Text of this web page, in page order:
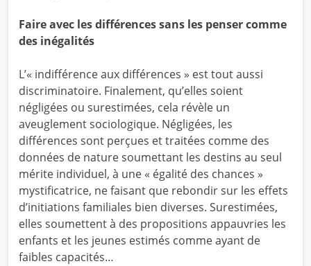
Faire avec les différences sans les penser comme
des inégalités
L’« indifférence aux différences » est tout aussi
discriminatoire. Finalement, qu’elles soient
négligées ou surestimées, cela révèle un
aveuglement sociologique. Négligées, les
différences sont perçues et traitées comme des
données de nature soumettant les destins au seul
mérite individuel, à une « égalité des chances »
mystificatrice, ne faisant que rebondir sur les effets
d’initiations familiales bien diverses. Surestimées,
elles soumettent à des propositions appauvries les
enfants et les jeunes estimés comme ayant de
faibles capacités…